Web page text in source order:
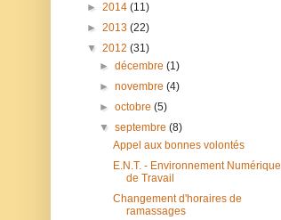
► 2014 (11)
► 2013 (22)
▼ 2012 (31)
►décembre(1)
►novembre(4)
►octobre(5)
▼septembre(8)
Appel aux bonnes volontés
E.N.T. - Environnement Numérique
de Travail
Changement d'horaires de
ramassages